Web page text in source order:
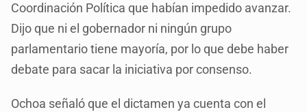
Coordinación Política que habían impedido avanzar.
Dijo que ni el gobernador ni ningún grupo
parlamentario tiene mayoría, por lo que debe haber
debate para sacar la iniciativa por consenso.
Ochoa señaló que el dictamen ya cuenta con el